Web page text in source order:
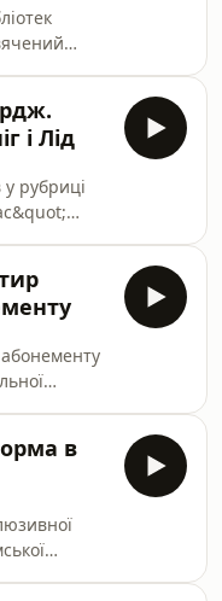
і Лід
рубриці
в